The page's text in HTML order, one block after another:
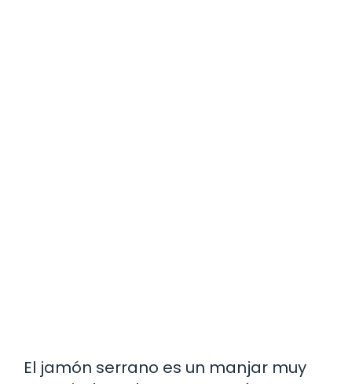
El jamón serrano es un manjar muy